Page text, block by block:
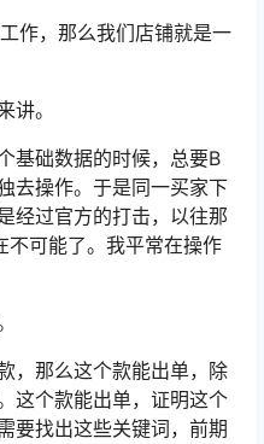
作，那么我们店铺就是一
讲。
基础数据的时候，总要B
去操作。于是同一买家下
经过官方的打击，以往那
不可能了。我平常在操作
，那么这个款能出单，除
这个款能出单，证明这个
要找出这些关键词，前期